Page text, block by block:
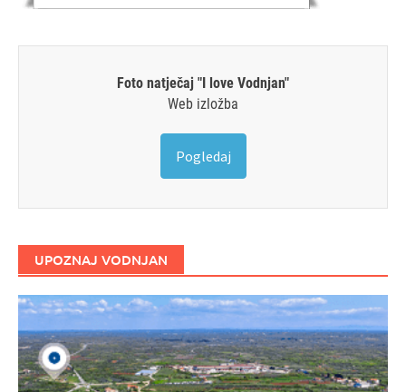
Foto natječaj "I love Vodnjan"
Web izložba
Pogledaj
UPOZNAJ VODNJAN